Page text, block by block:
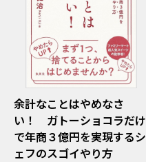
余計なことはやめなさ
い！ ガトーショコラだけ
で年商３億円を実現するシ
ェフのスゴイやり方